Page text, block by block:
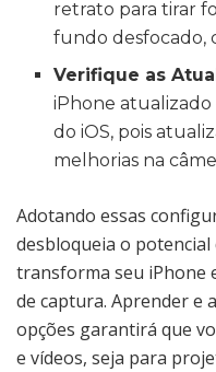
retrato para tirar
fundo desfocado,
Verifique as
iPhone atualizado
do iOS, pois
melhorias na
Adotando essas
desbloqueia o potencial
transforma seu iPhone
de captura. Aprender e
opções garantirá que
e vídeos, seja para